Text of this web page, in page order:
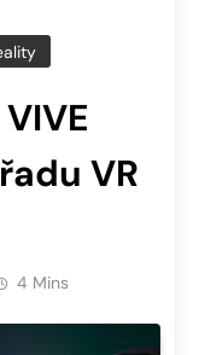
VR
4 Mins